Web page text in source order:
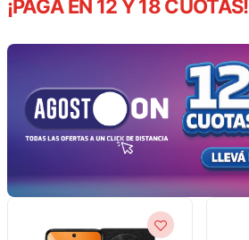
¡PAGA EN 12 Y 18 CUOTAS!